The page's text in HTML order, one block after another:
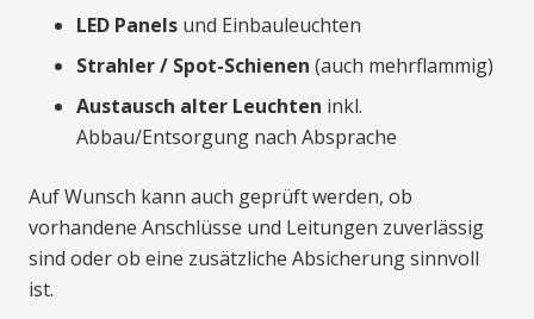
LED Panels und Einbauleuchten
Strahler / Spot-Schienen (auch mehrflammig)
Austausch alter Leuchten inkl.
Abbau/Entsorgung nach Absprache
Auf Wunsch kann auch geprüft werden, ob
vorhandene Anschlüsse und Leitungen zuverlässig
sind oder ob eine zusätzliche Absicherung sinnvoll
ist.